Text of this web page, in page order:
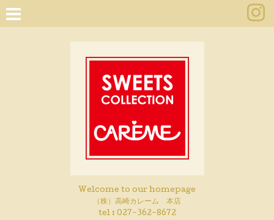
Welcome to our homepage
（株）高崎カレーム 本店
tel : 027-362-8672